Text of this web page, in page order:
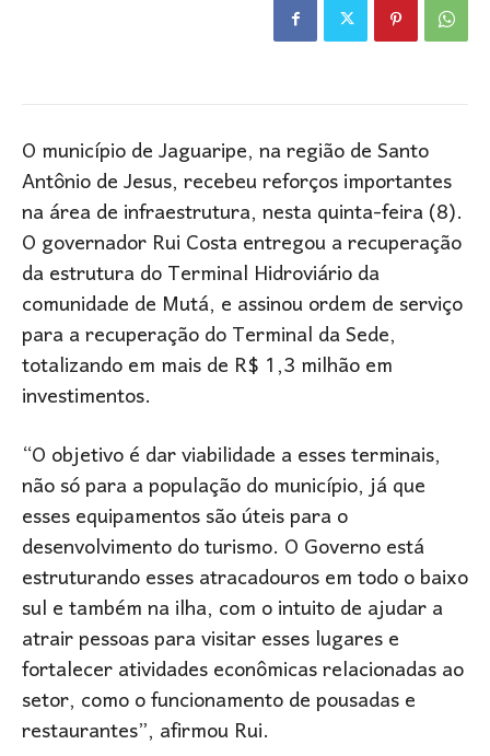
O município de Jaguaripe, na região de Santo
Antônio de Jesus, recebeu reforços importantes
na área de infraestrutura, nesta quinta-feira (8).
O governador Rui Costa entregou a recuperação
da estrutura do Terminal Hidroviário da
comunidade de Mutá, e assinou ordem de serviço
para a recuperação do Terminal da Sede,
totalizando em mais de R$ 1,3 milhão em
investimentos.
“O objetivo é dar viabilidade a esses terminais,
não só para a população do município, já que
esses equipamentos são úteis para o
desenvolvimento do turismo. O Governo está
estruturando esses atracadouros em todo o baixo
sul e também na ilha, com o intuito de ajudar a
atrair pessoas para visitar esses lugares e
fortalecer atividades econômicas relacionadas ao
setor, como o funcionamento de pousadas e
restaurantes”, afirmou Rui.